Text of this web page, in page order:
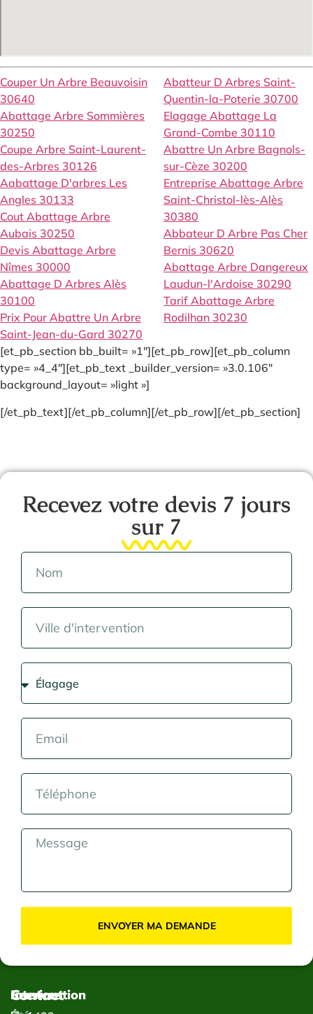
Couper Un Arbre Beauvoisin
30640
Abattage Arbre Sommières
30250
Coupe Arbre Saint-Laurent-
des-Arbres 30126
Aabattage D'arbres Les
Angles 30133
Cout Abattage Arbre
Aubais 30250
Devis Abattage Arbre
Nîmes 30000
Abattage D Arbres Alès
30100
Prix Pour Abattre Un Arbre
Saint-Jean-du-Gard 30270
Abatteur D Arbres Saint-
Quentin-la-Poterie 30700
Elagage Abattage La
Grand-Combe 30110
Abattre Un Arbre Bagnols-
sur-Cèze 30200
Entreprise Abattage Arbre
Saint-Christol-lès-Alès
30380
Abbateur D Arbre Pas Cher
Bernis 30620
Abattage Arbre Dangereux
Laudun-l'Ardoise 30290
Tarif Abattage Arbre
Rodilhan 30230
[et_pb_section bb_built= »1″][et_pb_row][et_pb_column
type= »4_4″][et_pb_text _builder_version= »3.0.106″
background_layout= »light »]
[/et_pb_text][/et_pb_column][/et_pb_row][/et_pb_section]
Recevez votre devis 7 jours
sur 7
ENVOYER MA DEMANDE
Services
Intervention
Contact